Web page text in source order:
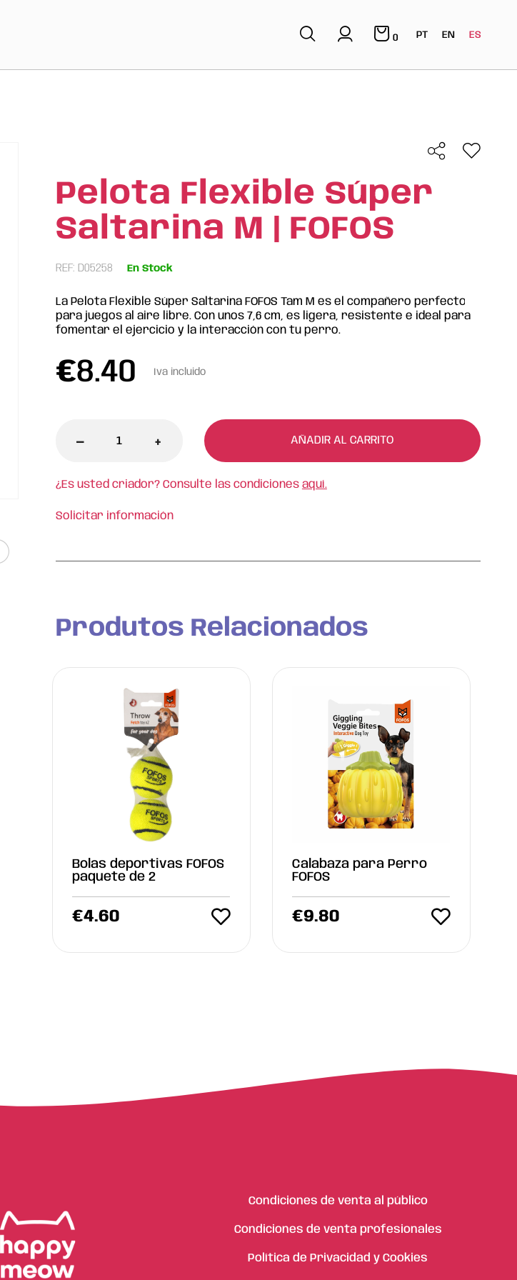
0 PT EN ES
Pelota Flexible Súper
Saltarina M | FOFOS
REF: D05258 En Stock
La Pelota Flexible Súper Saltarina FOFOS Tam M es el compañero perfecto
para juegos al aire libre. Con unos 7,6 cm, es ligera, resistente e ideal para
fomentar el ejercicio y la interacción con tu perro.
€8.40 Iva incluido
- + AÑADIR AL CARRITO
¿Es usted criador? Consulte las condiciones aquí.
Solicitar información
Produtos Relacionados
Bolas deportivas FOFOS
paquete de 2
€4.60
Calabaza para Perro
FOFOS
€9.80
Condiciones de venta al público
Condiciones de venta profesionales
Política de Privacidad y Cookies